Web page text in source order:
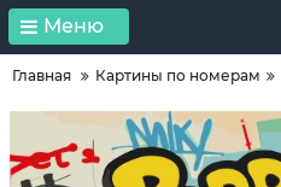
Меню
Главная Картины по номерам